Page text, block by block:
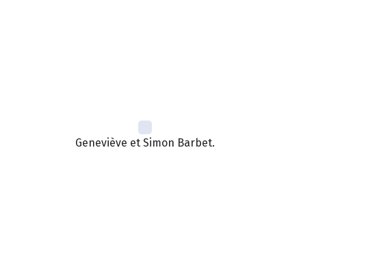
Geneviève et Simon Barbet.